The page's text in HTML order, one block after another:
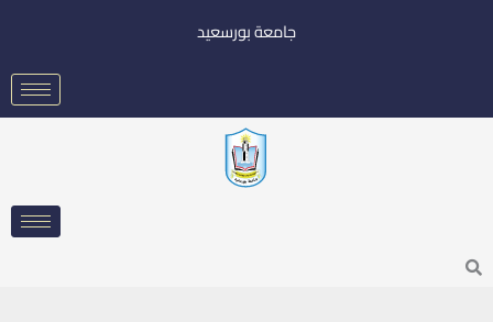
جامعة بورسعيد
Search